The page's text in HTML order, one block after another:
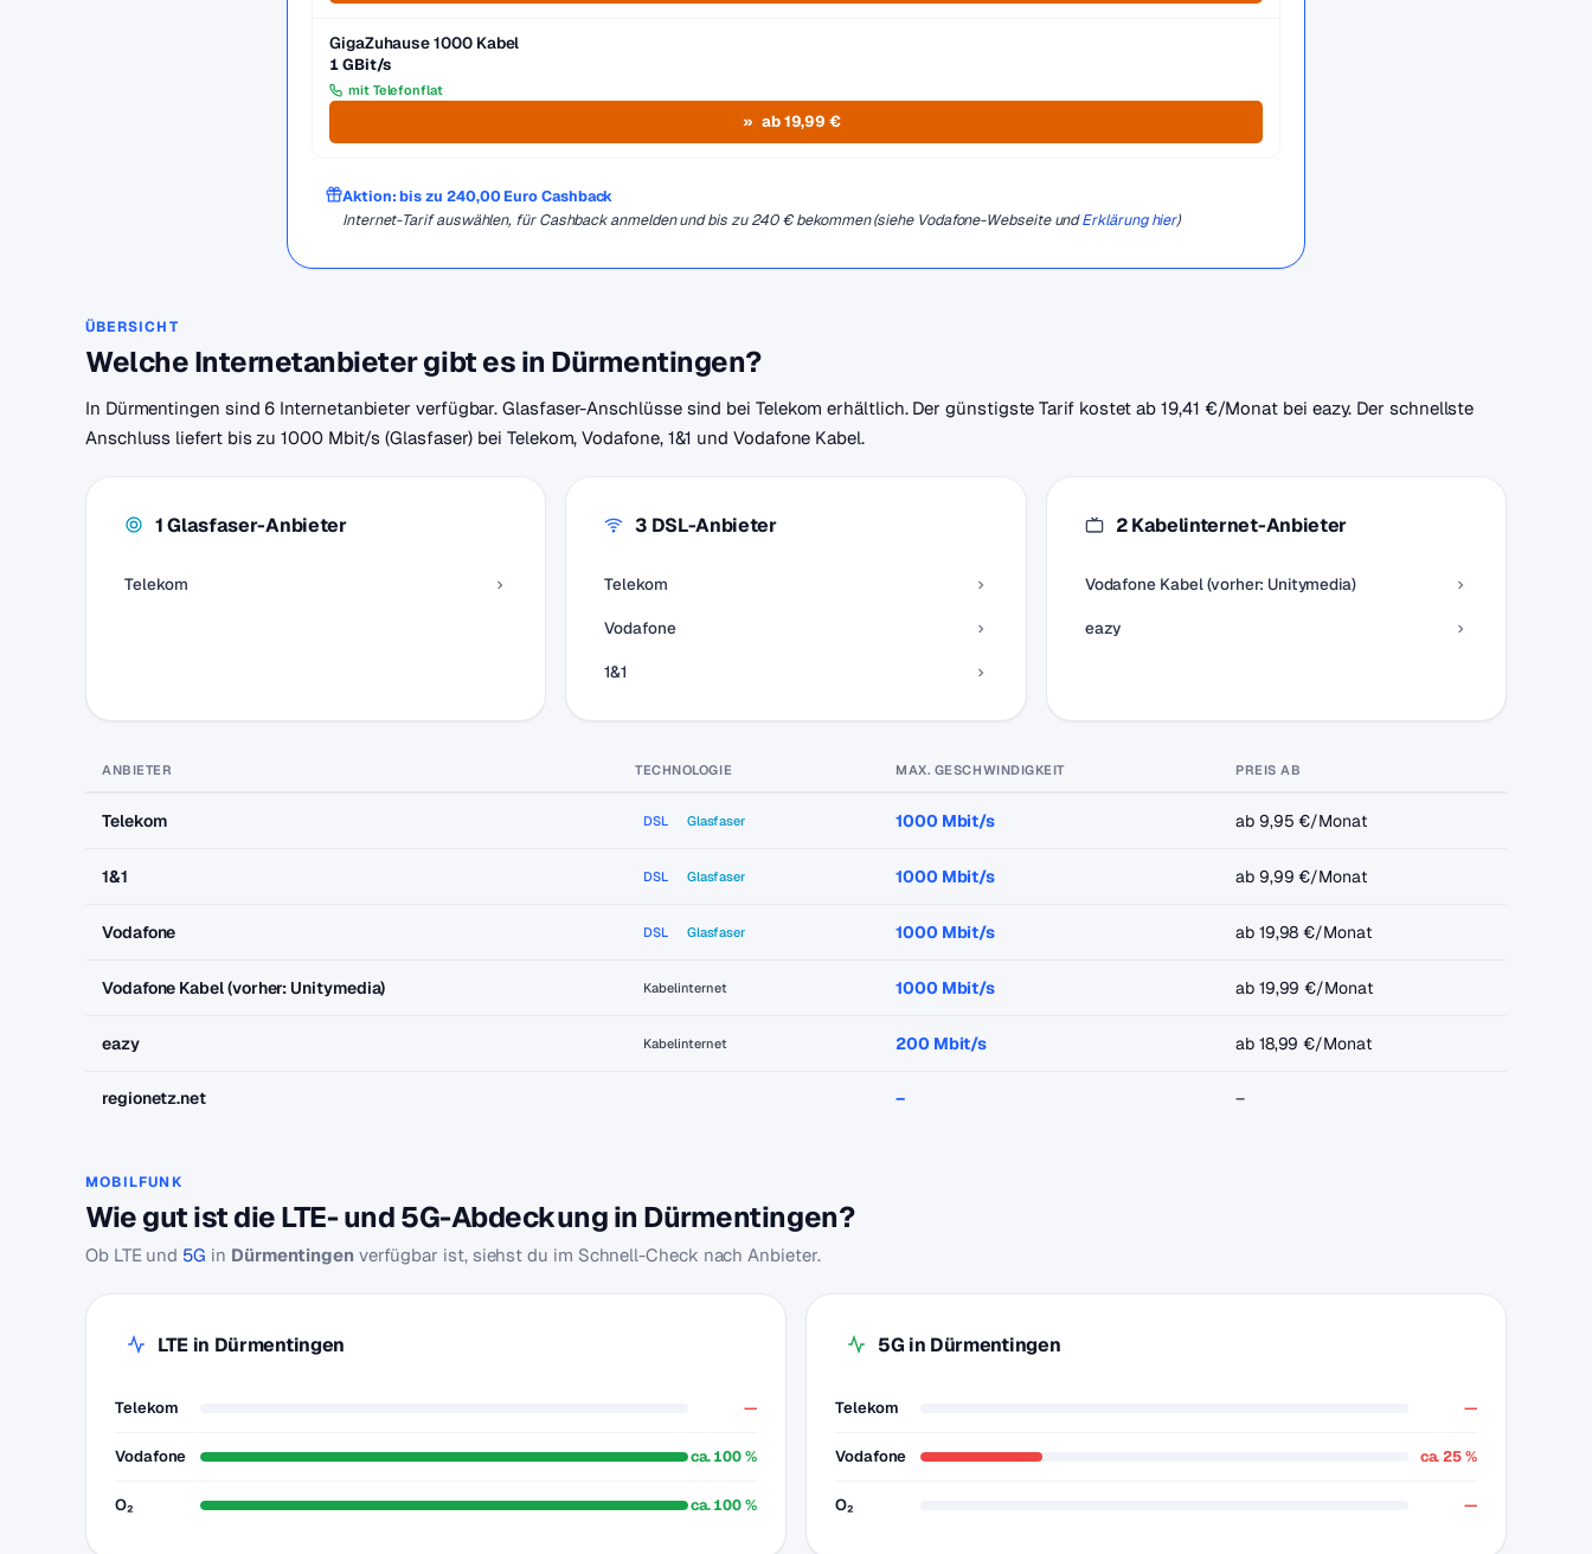
GigaZuhause 1000 Kabel
1 GBit/s
mit Telefonflat
ab 19,99 €
Aktion: bis zu 240,00 Euro Cashback
Internet-Tarif auswählen, für Cashback anmelden und bis zu 240 € bekommen (siehe Vodafone-Webseite undErklärung hier)
ÜBERSICHT
Welche Internetanbieter gibt es in Dürmentingen?
In Dürmentingen sind 6 Internetanbieter verfügbar. Glasfaser-Anschlüsse sind bei Telekom erhältlich. Der günstigste Tarif kostet ab 19,41 €/Monat bei eazy. Der schnellste
Anschluss liefert bis zu 1000 Mbit/s (Glasfaser) bei Telekom, Vodafone, 1&1 und Vodafone Kabel.
1 Glasfaser-Anbieter
Telekom
3 DSL-Anbieter
Telekom
Vodafone
1&1
2 Kabelinternet-Anbieter
Vodafone Kabel (vorher: Unitymedia)
eazy
ANBIETER TECHNOLOGIE MAX. GESCHWINDIGKEIT PREIS AB
Telekom DSL Glasfaser 1000 Mbit/s ab 9,95 €/Monat
1&1 DSL Glasfaser 1000 Mbit/s ab 9,99 €/Monat
Vodafone DSL Glasfaser 1000 Mbit/s ab 19,98 €/Monat
Vodafone Kabel (vorher: Unitymedia) Kabelinternet 1000 Mbit/s ab 19,99 €/Monat
eazy Kabelinternet 200 Mbit/s ab 18,99 €/Monat
regionetz.net – –
MOBILFUNK
Wie gut ist die LTE- und 5G-Abdeckung in Dürmentingen?
Ob LTE und 5G in Dürmentingenverfügbar ist, siehst du im Schnell-Check nach Anbieter.
LTE in Dürmentingen
Telekom —
Vodafone ca. 100 %
O₂ ca. 100 %
5G in Dürmentingen
Telekom —
Vodafone ca. 25 %
O₂ —